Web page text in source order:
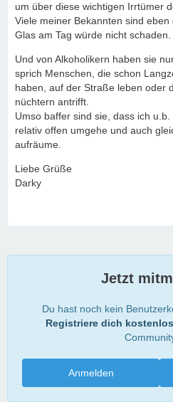
um über diese wichtigen Irrtümer
Viele meiner Bekannten sind
Glas am Tag würde nicht schaden.
Und von Alkoholikern haben sie
sprich Menschen, die schon
haben, auf der Straße leben oder
nüchtern antrifft.
Umso baffer sind sie, dass ich
relativ offen umgehe und auch
aufräume.
Liebe Grüße
Darky
Jetzt
Du hast noch kein
Registriere dich kostenlos
Anmelden